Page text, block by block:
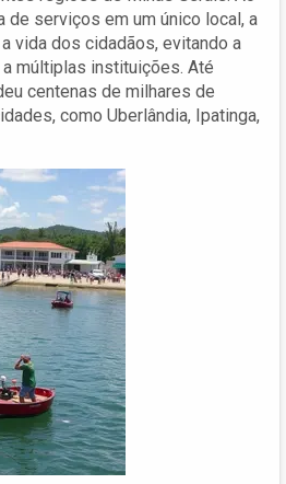
de serviços em um único local, a
vida dos cidadãos, evitando a
múltiplas instituições. Até
centenas de milhares de
como Uberlândia, Ipatinga,